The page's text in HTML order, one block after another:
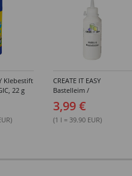
Klebestift
22 g
CREATE IT EASY
Bastelleim /
Buchbinderleim, 100 ml
3,99 €
(1 l = 39.90 EUR)